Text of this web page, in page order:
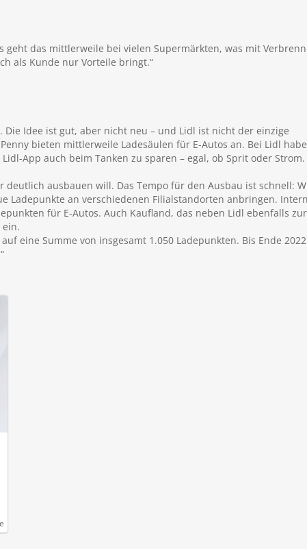
geht das mittlerweile bei vielen Supermärkten, was mit
als Kunde nur Vorteile bringt.“
Idee ist gut, aber nicht neu – und Lidl ist nicht der einzige
bieten mittlerweile Ladesäulen für E-Autos an. Bei Lidl
App auch beim Tanken zu sparen – egal, ob Sprit oder Strom.
ausbauen will. Das Tempo für den Ausbau ist schnell:
Ladepunkte an verschiedenen Filialstandorten anbringen.
für E-Autos. Auch Kaufland, das neben Lidl ebenfalls zur
ein.
eine Summe von insgesamt 1.050 Ladepunkten. Bis Ende